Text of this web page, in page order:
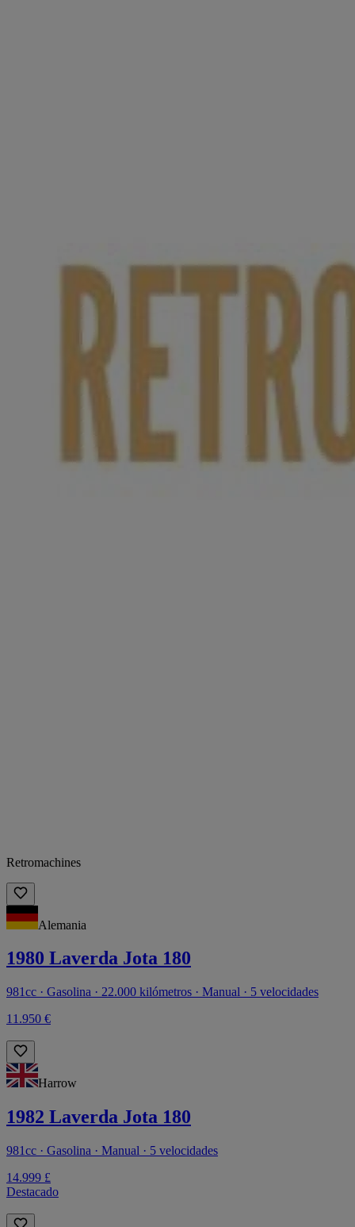
Retromachines
Alemania
1980 Laverda Jota 180
981cc · Gasolina · 22.000 kilómetros · Manual · 5 velocidades
11.950 €
Harrow
1982 Laverda Jota 180
981cc · Gasolina · Manual · 5 velocidades
14.999 £
Destacado